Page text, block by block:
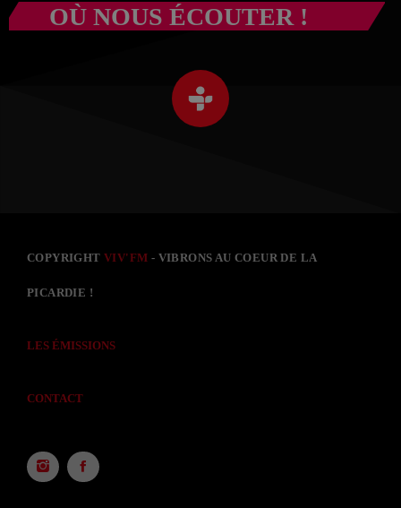
OÙ NOUS ÉCOUTER !
COPYRIGHTVIV'FM - VIBRONS AU COEUR DE LA
PICARDIE !
LES ÉMISSIONS
CONTACT